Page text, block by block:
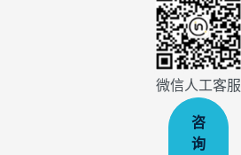
微信人工客服
咨
询